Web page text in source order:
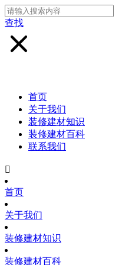
查找
首页
关于我们
装修建材知识
装修建材百科
联系我们

首页
关于我们
装修建材知识
装修建材百科